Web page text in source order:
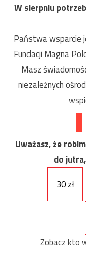
W sierpniu
Państwa wsparcie
Fundacji Magna
Masz
niezależnych
Uważasz, że
do
30 zł
Zobacz kto